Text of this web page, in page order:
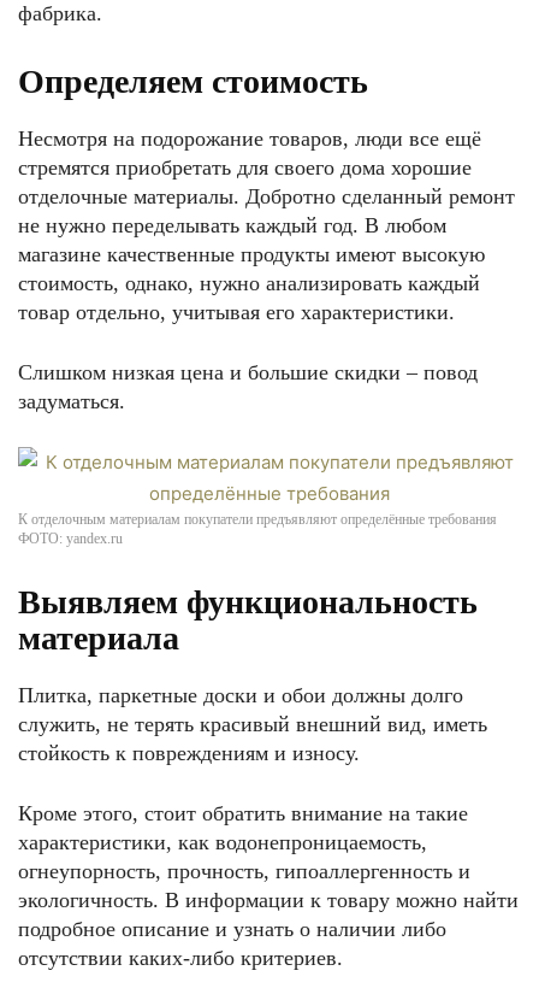
фабрика.
Определяем стоимость
Несмотря на подорожание товаров, люди все ещё
стремятся приобретать для своего дома хорошие
отделочные материалы. Добротно сделанный ремонт
не нужно переделывать каждый год. В любом
магазине качественные продукты имеют высокую
стоимость, однако, нужно анализировать каждый
товар отдельно, учитывая его характеристики.
Слишком низкая цена и большие скидки – повод
задуматься.
К отделочным материалам покупатели предъявляют определённые требования
ФОТО: yandex.ru
Выявляем функциональность
материала
Плитка, паркетные доски и обои должны долго
служить, не терять красивый внешний вид, иметь
стойкость к повреждениям и износу.
Кроме этого, стоит обратить внимание на такие
характеристики, как водонепроницаемость,
огнеупорность, прочность, гипоаллергенность и
экологичность. В информации к товару можно найти
подробное описание и узнать о наличии либо
отсутствии каких-либо критериев.